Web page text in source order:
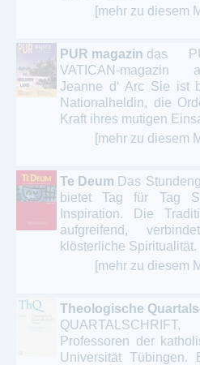
[mehr zu diesem
PUR magazin das
VATICAN-magazin
Jeanne d‘ Arc Sie ist
Nationalheldin, die
Kraft ihres mutigen
[mehr zu diesem
Te Deum Das
bietet Tag für Tag
Inspiration. Die
aufgreifend,
klösterliche Spiritualität.
[mehr zu diesem
Theologische
Professoren der
Universität Tübingen.